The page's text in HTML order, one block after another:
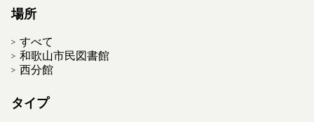
場所
すべて
和歌山市民図書館
西分館
タイプ